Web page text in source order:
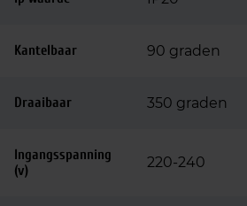
Kantelbaar 90 graden
Draaibaar 350 graden
Ingangsspanning
(v)
220-240